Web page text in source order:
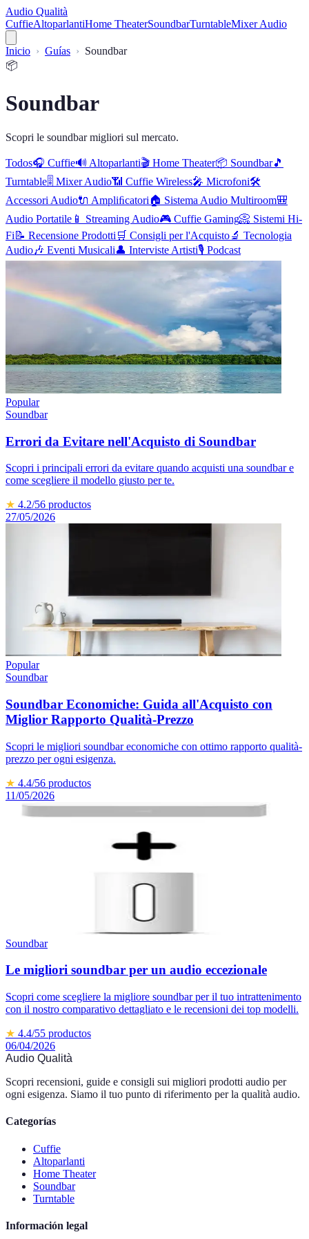
Audio Qualità
CuffieAltoparlantiHome TheaterSoundbarTurntableMixer Audio
Inicio Guías
Soundbar
📦
Soundbar
Scopri le soundbar migliori sul mercato.
Todos🎧 Cuffie🔊 Altoparlanti🎬 Home Theater📦 Soundbar🎵
Turntable🎚️ Mixer Audio📶 Cuffie Wireless🎤 Microfoni🛠️
Accessori Audio🔌 Ampliﬁcatori🏠 Sistema Audio Multiroom🎒
Audio Portatile 📱 Streaming Audio🎮 Cuffie Gaming📀 Sistemi Hi-
Fi 📝 Recensione Prodotti 🛒 Consigli per l'Acquisto🔬 Tecnologia
Audio🎶 Eventi Musicali👤 Interviste Artisti🎙️ Podcast
Popular
Soundbar
Errori da Evitare nell'Acquisto di Soundbar
Scopri i principali errori da evitare quando acquisti una soundbar e
come scegliere il modello giusto per te.
★ 4.2/56 productos
27/05/2026
Popular
Soundbar
Soundbar Economiche: Guida all'Acquisto con
Miglior Rapporto Qualità-Prezzo
Scopri le migliori soundbar economiche con ottimo rapporto qualità-
prezzo per ogni esigenza.
★ 4.4/56 productos
11/05/2026
Soundbar
Le migliori soundbar per un audio eccezionale
Scopri come scegliere la migliore soundbar per il tuo intrattenimento
con il nostro comparativo dettagliato e le recensioni dei top modelli.
★ 4.4/55 productos
06/04/2026
Audio Qualità
Scopri recensioni, guide e consigli sui migliori prodotti audio per
ogni esigenza. Siamo il tuo punto di riferimento per la qualità audio.
Categorías
Cuffie
Altoparlanti
Home Theater
Soundbar
Turntable
Información legal